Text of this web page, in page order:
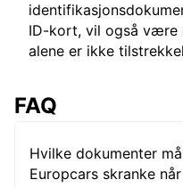
ID-kort, vil også være
alene er ikke
FAQ
Hvilke dokumenter
Europcars skranke